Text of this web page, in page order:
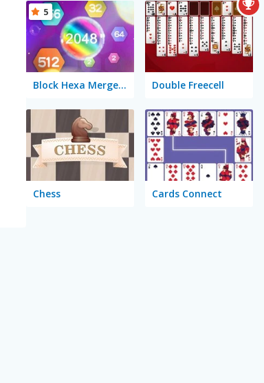
Block Hexa Merge 2048
5
Double Freecell
Chess Cards Connect